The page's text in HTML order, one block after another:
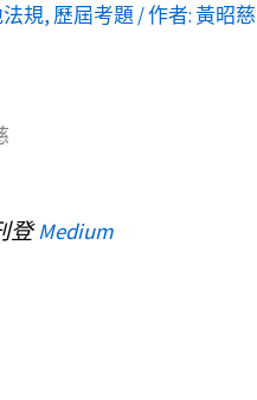
規, 歷屆考題 / 作者:黃昭慈
登Medium